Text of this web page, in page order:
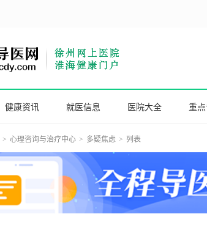
健康资讯 就医信息 医院大全 重
> 心理咨询与治疗中心 > 多疑焦虑 > 列表